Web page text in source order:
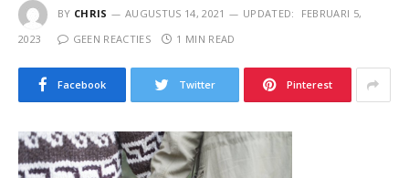
BY CHRIS AUGUSTUS 14, 2021 UPDATED:
FEBRUARI 5,
2023
GEEN REACTIES 1 MIN READ
Facebook Twitter Pinterest